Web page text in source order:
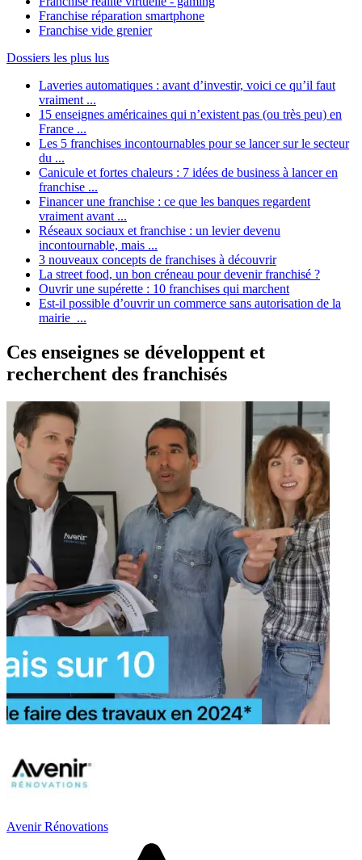
Franchise réparation smartphone
Franchise vide grenier
Dossiers les plus lus
Laveries automatiques : avant d’investir, voici ce qu’il faut
vraiment ...
15 enseignes américaines qui n’existent pas (ou très peu) en
France ...
Les 5 franchises incontournables pour se lancer sur le secteur
du ...
Canicule et fortes chaleurs : 7 idées de business à lancer en
franchise ...
Financer une franchise : ce que les banques regardent
vraiment avant ...
Réseaux sociaux et franchise : un levier devenu
incontournable, mais ...
3 nouveaux concepts de franchises à découvrir
La street food, un bon créneau pour devenir franchisé ?
Ouvrir une supérette : 10 franchises qui marchent
Est-il possible d’ouvrir un commerce sans autorisation de la
mairie ...
Ces enseignes se développent et
recherchent des franchisés
Avenir Rénovations